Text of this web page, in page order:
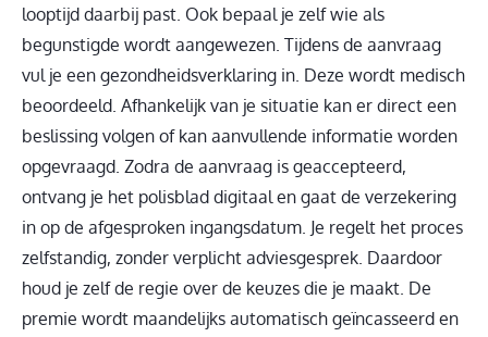
looptijd daarbij past. Ook bepaal je zelf wie als
begunstigde wordt aangewezen. Tijdens de aanvraag
vul je een gezondheidsverklaring in. Deze wordt medisch
beoordeeld. Afhankelijk van je situatie kan er direct een
beslissing volgen of kan aanvullende informatie worden
opgevraagd. Zodra de aanvraag is geaccepteerd,
ontvang je het polisblad digitaal en gaat de verzekering
in op de afgesproken ingangsdatum. Je regelt het proces
zelfstandig, zonder verplicht adviesgesprek. Daardoor
houd je zelf de regie over de keuzes die je maakt. De
premie wordt maandelijks automatisch geïncasseerd en